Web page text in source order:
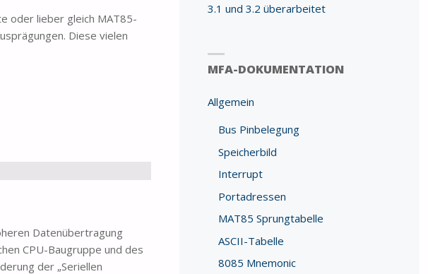
oder lieber gleich MAT85-
Diese vielen
Datenübertragung
CPU-Baugruppe und des
der „Seriellen
3.1 und 3.2 überarbeitet
MFA-DOKUMENTATION
Allgemein
Bus Pinbelegung
Speicherbild
Interrupt
Portadressen
MAT85 Sprungtabelle
ASCII-Tabelle
8085 Mnemonic